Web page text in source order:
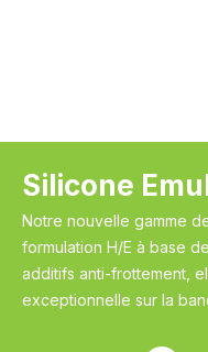
Silicone
Notre nouvelle gamme
formulation H/E à base
additifs anti-frottement,
exceptionnelle sur la